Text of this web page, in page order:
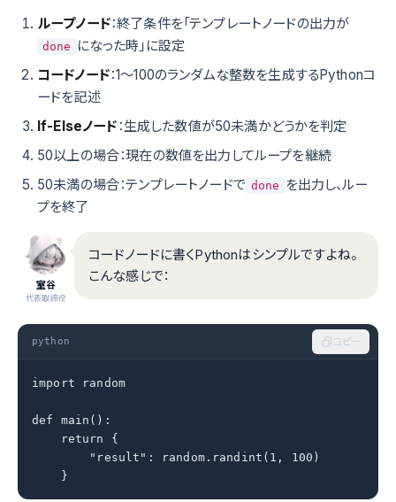
ループノード：終了条件を「テンプレートノードの出力が
done
になった時」に設定
コードノード：1〜100のランダムな整数を生成するPythonコ
ードを記述
If-Elseノード ：生成した数値が50未満かどうかを判定
50以上の場合：現在の数値を出力してループを継続
50未満の場合：テンプレートノードで done を出力し、ルー
プを終了
室谷
代表取締役
コードノードに書くPythonはシンプルですよね。
こんな感じで：
python コピー
import random
def main():
    return {
        "result": random.randint(1, 100)
    }